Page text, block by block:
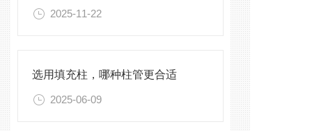
2025-11-22
选用填充柱，哪种柱管更合适
2025-06-09